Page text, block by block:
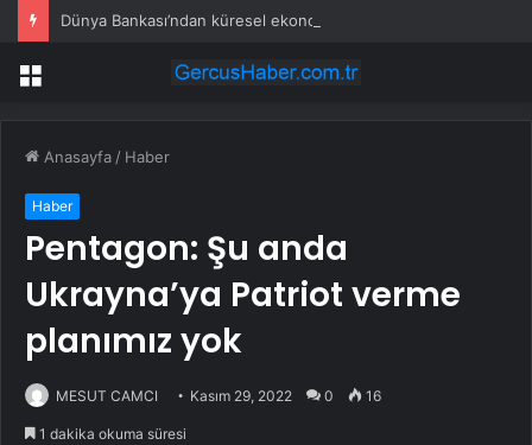
Dünya Bankası’ndan küresel ekonomik kriz uyarısı
Menü
Anasayfa / Haber
Haber
Pentagon: Şu anda
Ukrayna’ya Patriot verme
planımız yok
MESUT CAMCI Kasım 29, 2022 0 16
1 dakika okuma süresi